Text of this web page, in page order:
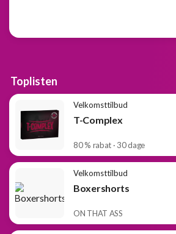
Toplisten
Velkomsttilbud
T-Complex
80 % rabat · 30 dage
Velkomsttilbud
Boxershorts
ON THAT ASS